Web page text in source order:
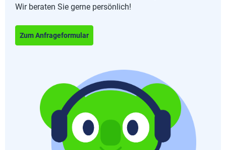
Wir beraten Sie gerne persönlich!
Zum Anfrageformular